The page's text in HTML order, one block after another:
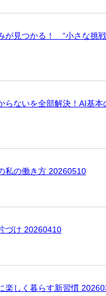
が見つかる！ “小さな挑
らないを全部解決！AI基本
私の働き方 20260510
づけ 20260410
楽しく暮らす新習慣